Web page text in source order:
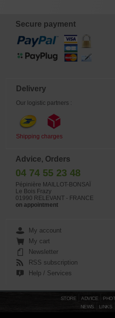
Secure payment
Delivery
Our logistic partners :
Shipping charges
Advice, Orders
04 74 55 23 48
Pépinière MAILLOT-BONSAÏ
Le Bois Frazy
01990 RELEVANT - FRANCE
on appointment
My account
My cart
Newsletter
RSS subscription
Help / Services
STORE ADVICE
NEWS
LINKS